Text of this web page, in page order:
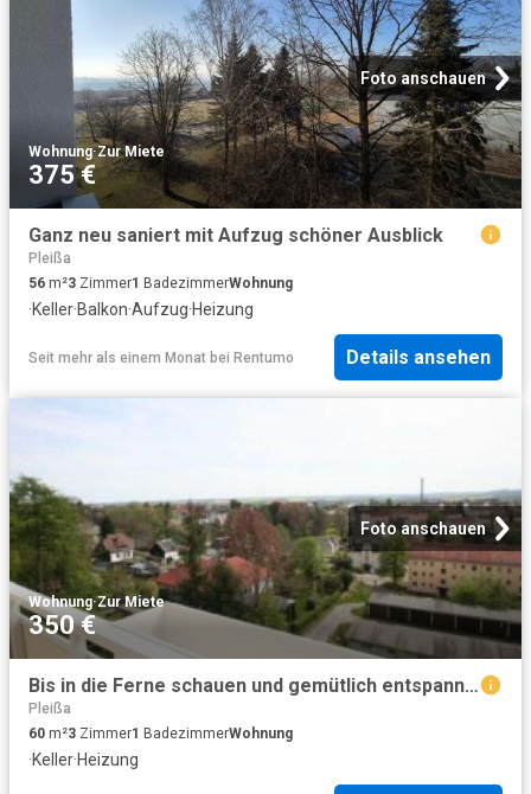
Foto anschauen
Wohnung·Zur Miete
375 €
Ganz neu saniert mit Aufzug schöner Ausblick
Pleißa
56 m²3 Zimmer1 BadezimmerWohnung
·Keller·Balkon·Aufzug·Heizung
Seit mehr als einem Monat bei Rentumo Details ansehen
Foto anschauen
Wohnung·Zur Miete
350 €
Bis in die Ferne schauen und gemütlich entspannen
Pleißa
60 m²3 Zimmer1 BadezimmerWohnung
·Keller·Heizung